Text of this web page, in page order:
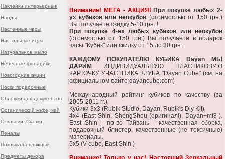
Наклейки интерьерные
Нарды
Настенные часы
Настольные игры
Натуральное мыло
Небесные фонарики
Новогодние акции
Носки подарочные
Обложки для документов
Органический кофе, чай
Открытки, Сказки
Пеналы
Покрывала пляжные
Предметы декора
Внимание! МЕГА - АКЦИЯ! При покупке любых 2-
ух кубиков или неокубов (стоимостью от 150 грн.)
Вы получаете скидку 5-10 грн. !
При покупке 4-ёх любых кубиков или неокубов
(стоимостью от 150 грн.) Вы получаете в подарок
часы "Кубик" или скидку от 15 до 30 грн..
КАЖДОМУ ПОКУПАТЕЛЮ КУБИКА Dayan МЫ
ДАРИМ
ИНДИВИДУАЛЬНУЮ ПЛАСТИКОВУЮ
КАРТОЧКУ УЧАСТНИКА КЛУБА "Dayan Cube" (см. на
официальном сайте dayancube.com)
Международный рейтинг кубиков по качеству (за
2005-2011 гг.):
Кубики 3х3 (Rubik Studio, Dayan, Rubik's Diy Kit)
4x4 (East Shin, ShengShou (оригинал!), Dayan+mf8 ).
East Shin - пр-во Тайвань - качественная сборка,
подарочный блистер, качественные (не токсичные)
материалы.
5x5 (V-cube, East Shin )